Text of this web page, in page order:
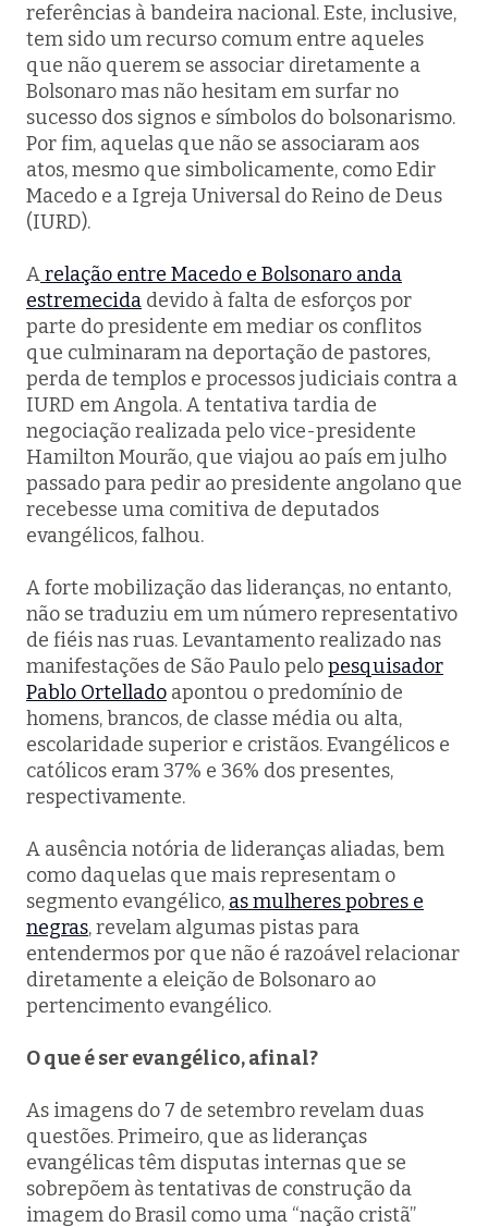
referências à bandeira nacional. Este, inclusive,
tem sido um recurso comum entre aqueles
que não querem se associar diretamente a
Bolsonaro mas não hesitam em surfar no
sucesso dos signos e símbolos do bolsonarismo.
Por fim, aquelas que não se associaram aos
atos, mesmo que simbolicamente, como Edir
Macedo e a Igreja Universal do Reino de Deus
(IURD).
Arelação entre Macedo e Bolsonaro anda
estremecida devido à falta de esforços por
parte do presidente em mediar os conflitos
que culminaram na deportação de pastores,
perda de templos e processos judiciais contra a
IURD em Angola. A tentativa tardia de
negociação realizada pelo vice-presidente
Hamilton Mourão, que viajou ao país em julho
passado para pedir ao presidente angolano que
recebesse uma comitiva de deputados
evangélicos, falhou.
A forte mobilização das lideranças, no entanto,
não se traduziu em um número representativo
de fiéis nas ruas. Levantamento realizado nas
manifestações de São Paulo pelopesquisador
Pablo Ortellado apontou o predomínio de
homens, brancos, de classe média ou alta,
escolaridade superior e cristãos. Evangélicos e
católicos eram 37% e 36% dos presentes,
respectivamente.
A ausência notória de lideranças aliadas, bem
como daquelas que mais representam o
segmento evangélico, as mulheres pobres e
negras, revelam algumas pistas para
entendermos por que não é razoável relacionar
diretamente a eleição de Bolsonaro ao
pertencimento evangélico.
O que é ser evangélico, afinal?
As imagens do 7 de setembro revelam duas
questões. Primeiro, que as lideranças
evangélicas têm disputas internas que se
sobrepõem às tentativas de construção da
imagem do Brasil como uma “nação cristã”